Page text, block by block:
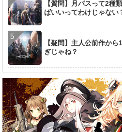
【質問】月パスって2種
ばいいってわけじゃない
【疑問】主人公前作か
ぎじゃね？